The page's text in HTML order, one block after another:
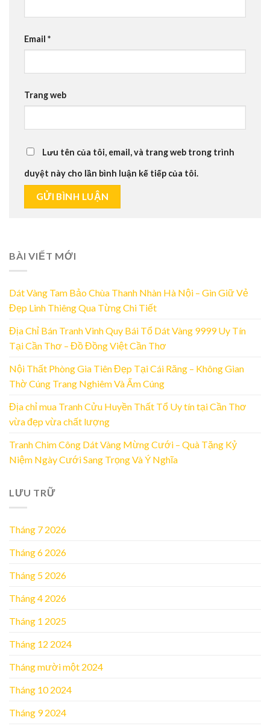
Email *
Trang web
Lưu tên của tôi, email, và trang web trong trình
duyệt này cho lần bình luận kế tiếp của tôi.
BÀI VIẾT MỚI
Dát Vàng Tam Bảo Chùa Thanh Nhàn Hà Nội – Gìn Giữ Vẻ
Đẹp Linh Thiêng Qua Từng Chi Tiết
Địa Chỉ Bán Tranh Vinh Quy Bái Tổ Dát Vàng 9999 Uy Tín
Tại Cần Thơ – Đồ Đồng Việt Cần Thơ
Nội Thất Phòng Gia Tiên Đẹp Tại Cái Răng – Không Gian
Thờ Cúng Trang Nghiêm Và Ấm Cúng
Địa chỉ mua Tranh Cửu Huyền Thất Tổ Uy tín tại Cần Thơ
vừa đẹp vừa chất lượng
Tranh Chim Công Dát Vàng Mừng Cưới – Quà Tặng Kỷ
Niệm Ngày Cưới Sang Trọng Và Ý Nghĩa
LƯU TRỮ
Tháng 7 2026
Tháng 6 2026
Tháng 5 2026
Tháng 4 2026
Tháng 1 2025
Tháng 12 2024
Tháng mười một 2024
Tháng 10 2024
Tháng 9 2024